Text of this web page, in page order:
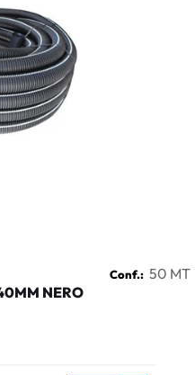
Conf.: 50 MT
NERO